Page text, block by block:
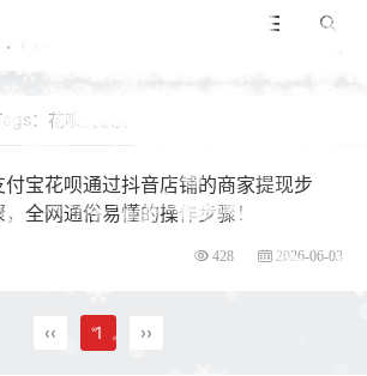
：花呗商家提现
付宝花呗通过抖音店铺的商家提现步
，全网通俗易懂的操作步骤！
428 2026-06-03
‹‹ 1 ››